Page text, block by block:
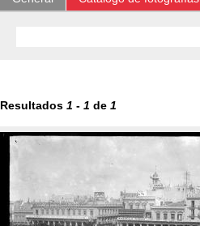
Resultados 1 - 1 de 1